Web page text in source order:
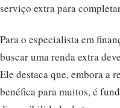
serviço extra para
Para o especialista em
buscar uma renda extra
Ele destaca que, embora a
benéfica para muitos, é